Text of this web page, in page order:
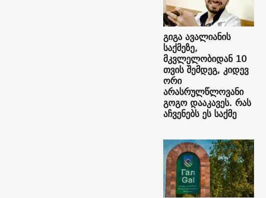
გიგა ავალიანის
საქმეზე,
მკვლელობიდან 10
თვის შემდეგ, კიდევ
ორი
არასრულწლოვანი
გოგო დააკავეს. რას
აჩვენებს ეს საქმე